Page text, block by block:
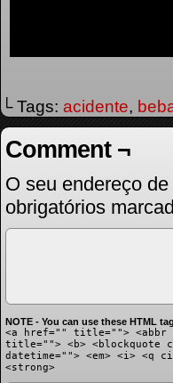
└ Tags: acidente,
Comment ¬
O seu endereço
obrigatórios
NOTE - You can use these HTML
<a href="" title=""> <abbr
title=""> <b> <blockquote
datetime=""> <em> <i> <q
<strong>